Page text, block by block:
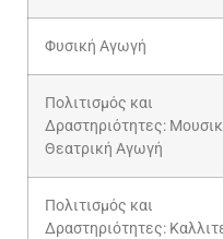
Φυσική Αγωγή
Πολιτισμός και
Δραστηριότητες:
Θεατρική Αγωγή
Πολιτισμός και
Δραστηριότητες: